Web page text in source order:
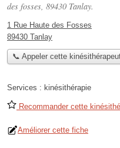
des fosses, 89430 Tanlay.
1 Rue Haute des Fosses
89430 Tanlay
📞 Appeler cette
Services : kinésithérapie
Recommander cette
Améliorer cette fiche